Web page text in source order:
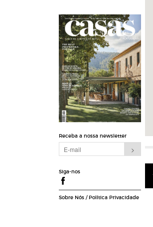
Receba a nossa newsletter
Siga-nos
Sobre Nós/ Política Privacidade